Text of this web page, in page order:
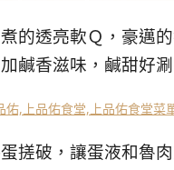
的透亮軟Ｑ，豪邁
鹹香滋味，鹹甜好
搓破，讓蛋液和魯